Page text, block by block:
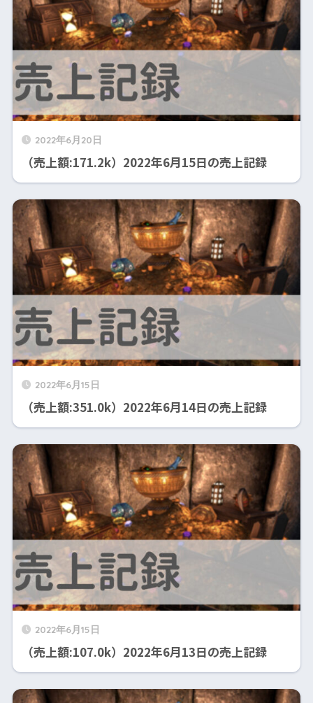
2022年6月20日
（売上額:171.2k）2022年6月15日の売上記録
2022年6月15日
（売上額:351.0k）2022年6月14日の売上記録
2022年6月15日
（売上額:107.0k）2022年6月13日の売上記録